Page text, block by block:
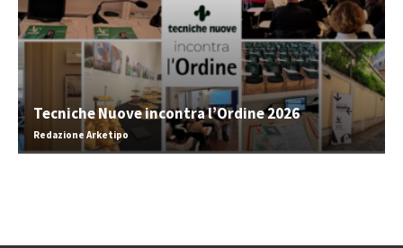
Tecniche Nuove incontra l’Ordine 2026
Redazione Arketipo